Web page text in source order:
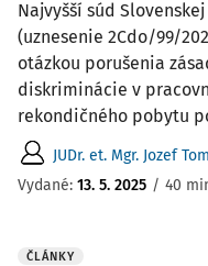
Najvyšší súd
(uznesenie 2Cdo/99/
otázkou porušenia
diskriminácie v
rekondičného pobytu
JUDr. et. Mgr. Jozef
Vydané: 13. 5. 2025 / 40
ČLÁNKY